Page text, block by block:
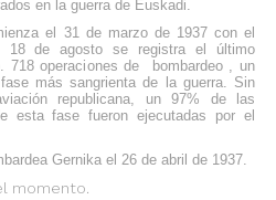
en la guerra de Euskadi.
el 31 de marzo de 1937 con el
de agosto se registra el último
718 operaciones de bombardeo , un
más sangrienta de la guerra. Sin
republicana, un 97% de las
esta fase fueron ejecutadas por el
Gernika el 26 de abril de 1937.
momento.